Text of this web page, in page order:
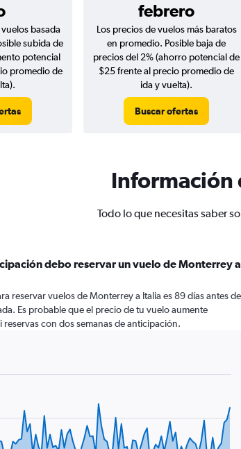
febrero
basada
subida de
potencial
promedio de
Los precios de vuelos más baratos
en promedio. Posible baja de
precios del 2% (ahorro potencial de
$25 frente al precio promedio de
ida y vuelta).
Buscar ofertas
Información
Todo lo que necesitas saber
debo reservar un vuelo de Monterrey a
reservar vuelos de Monterrey a Italia es 89 días antes
Es probable que el precio de tu vuelo aumente
reservas con dos semanas de anticipación.